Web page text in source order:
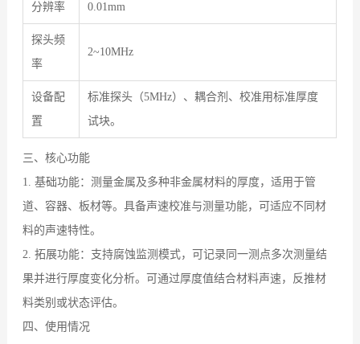
分辨率 0.01mm
探头频
率
2~10MHz
设备配
置
标准探头（5MHz）、耦合剂、校准用标准厚度
试块。
三、核心功能
1. 基础功能：测量金属及多种非金属材料的厚度，适用于管
道、容器、板材等。具备声速校准与测量功能，可适应不同材
料的声速特性。
2. 拓展功能：支持腐蚀监测模式，可记录同一测点多次测量结
果并进行厚度变化分析。可通过厚度值结合材料声速，反推材
料类别或状态评估。
四、使用情况